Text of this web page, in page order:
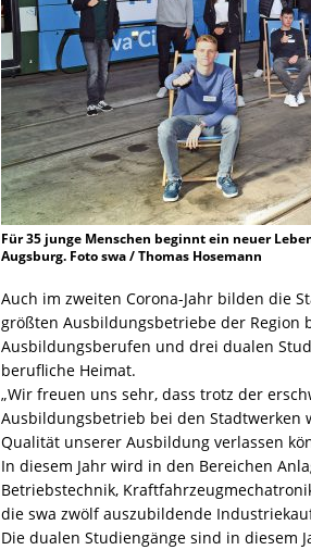
Für 35 junge Menschen beginnt ein neuer
Augsburg. Foto swa / Thomas Hosemann
Auch im zweiten Corona-Jahr bilden die
größten Ausbildungsbetriebe der Region
Ausbildungsberufen und drei dualen
berufliche Heimat.
„Wir freuen uns sehr, dass trotz der
Ausbildungsbetrieb bei den
Qualität unserer Ausbildung verlassen
In diesem Jahr wird in den Bereichen
Betriebstechnik,
die swa zwölf auszubildende
Die dualen Studiengänge sind in diesem